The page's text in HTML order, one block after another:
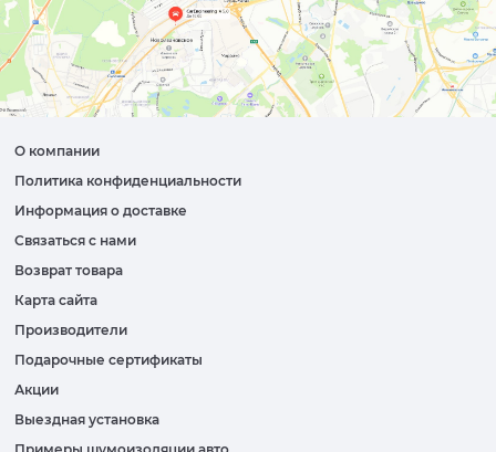
О компании
Политика конфиденциальности
Информация о доставке
Связаться с нами
Возврат товара
Карта сайта
Производители
Подарочные сертификаты
Акции
Выездная установка